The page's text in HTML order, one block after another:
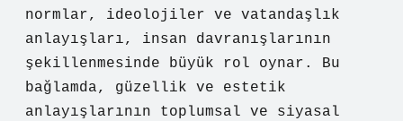
normlar, ideolojiler ve vatandaşlık
anlayışları, insan davranışlarının
şekillenmesinde büyük rol oynar. Bu
bağlamda, güzellik ve estetik
anlayışlarının toplumsal ve siyasal